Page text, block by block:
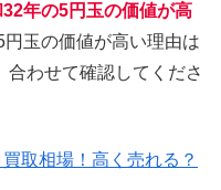
年の5円玉の価値が高
玉の価値が高い理由は
わせて確認してくださ
取相場！高く売れる？